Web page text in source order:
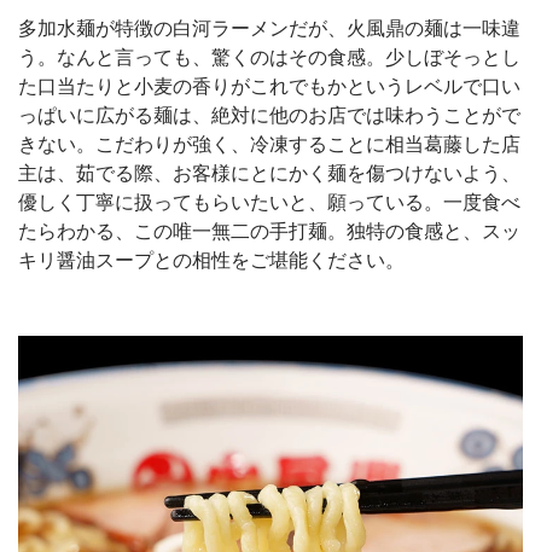
多加水麺が特徴の白河ラーメンだが、火風鼎の麺は一味違
う。なんと言っても、驚くのはその食感。少しぼそっとし
た口当たりと小麦の香りがこれでもかというレベルで口い
っぱいに広がる麺は、絶対に他のお店では味わうことがで
きない。こだわりが強く、冷凍することに相当葛藤した店
主は、茹でる際、お客様にとにかく麺を傷つけないよう、
優しく丁寧に扱ってもらいたいと、願っている。一度食べ
たらわかる、この唯一無二の手打麺。独特の食感と、スッ
キリ醤油スープとの相性をご堪能ください。